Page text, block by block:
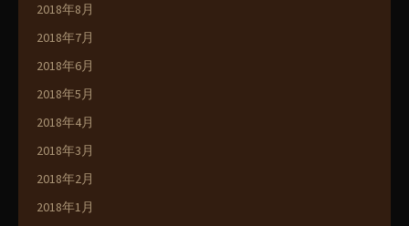
2018年8月
2018年7月
2018年6月
2018年5月
2018年4月
2018年3月
2018年2月
2018年1月